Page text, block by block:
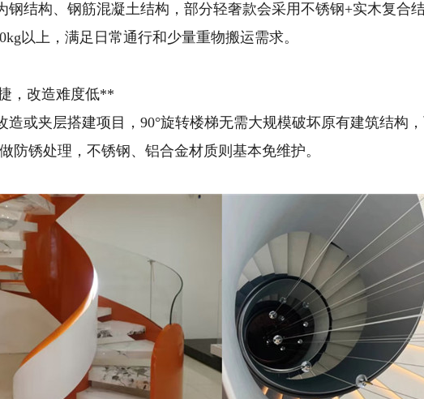
结构、钢筋混凝土结构，部分轻奢款会采用不锈钢+实木复合
以上，满足日常通行和少量重物搬运需求。
，改造难度低**
或夹层搭建项目，90°旋转楼梯无需大规模破坏原有建筑结构
防锈处理，不锈钢、铝合金材质则基本免维护。